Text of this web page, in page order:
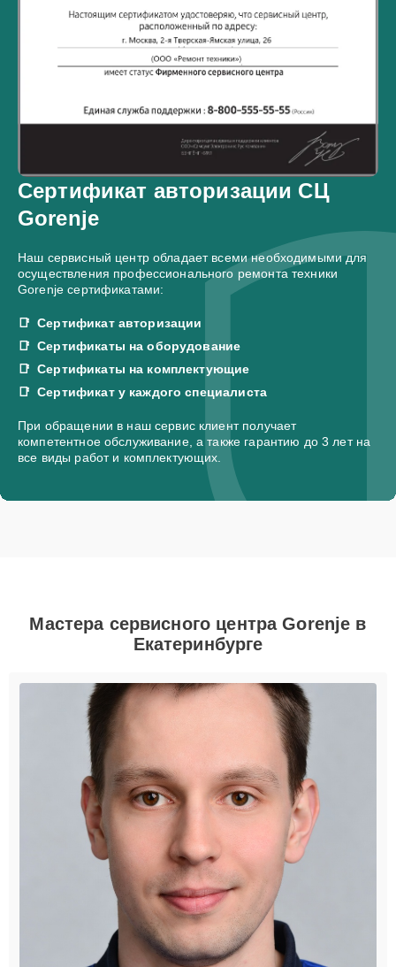
Сертификат авторизации СЦ
Gorenje
Наш сервисный центр обладает всеми необходимыми для
осуществления профессионального ремонта техники
Gorenje сертификатами:
Сертификат авторизации
Сертификаты на оборудование
Сертификаты на комплектующие
Сертификат у каждого специалиста
При обращении в наш сервис клиент получает
компетентное обслуживание, а также гарантию до 3 лет на
все виды работ и комплектующих.
Мастера сервисного центра Gorenje в
Екатеринбурге